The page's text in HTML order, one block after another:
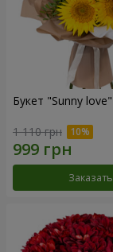
Букет "Sunny love"
1 110 грн
Заказать